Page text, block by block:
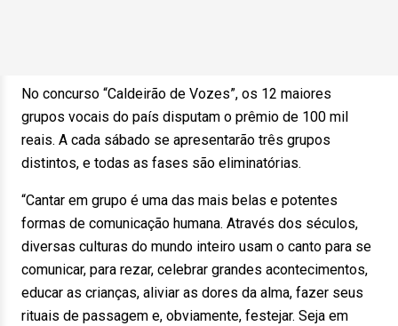
No concurso “Caldeirão de Vozes”, os 12 maiores
grupos vocais do país disputam o prêmio de 100 mil
reais. A cada sábado se apresentarão três grupos
distintos, e todas as fases são eliminatórias.
“Cantar em grupo é uma das mais belas e potentes
formas de comunicação humana. Através dos séculos,
diversas culturas do mundo inteiro usam o canto para se
comunicar, para rezar, celebrar grandes acontecimentos,
educar as crianças, aliviar as dores da alma, fazer seus
rituais de passagem e, obviamente, festejar. Seja em